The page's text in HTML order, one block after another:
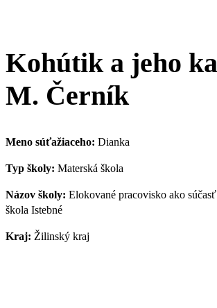
Kohútik a jeho
M. Černík
Meno súťažiaceho: Dianka
Typ školy: Materská škola
Názov školy: Elokované pracovisko ako
škola Istebné
Kraj: Žilinský kraj